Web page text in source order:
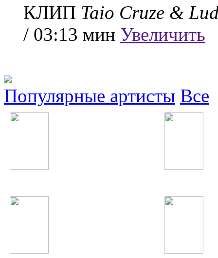
КЛИП Taio Cruze &
/ 03:13 мин Увеличить
Популярные артисты Все